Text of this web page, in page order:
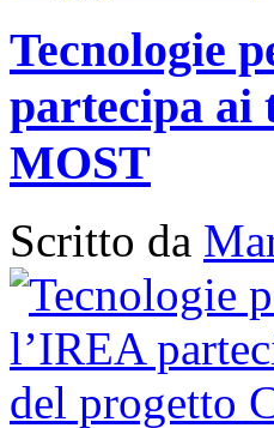
Tecnologie
partecipa ai
MOST
Scritto da